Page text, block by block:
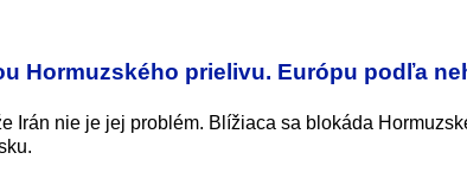
Hormuzského prielivu. Európu podľa
Irán nie je jej problém. Blížiaca sa blokáda